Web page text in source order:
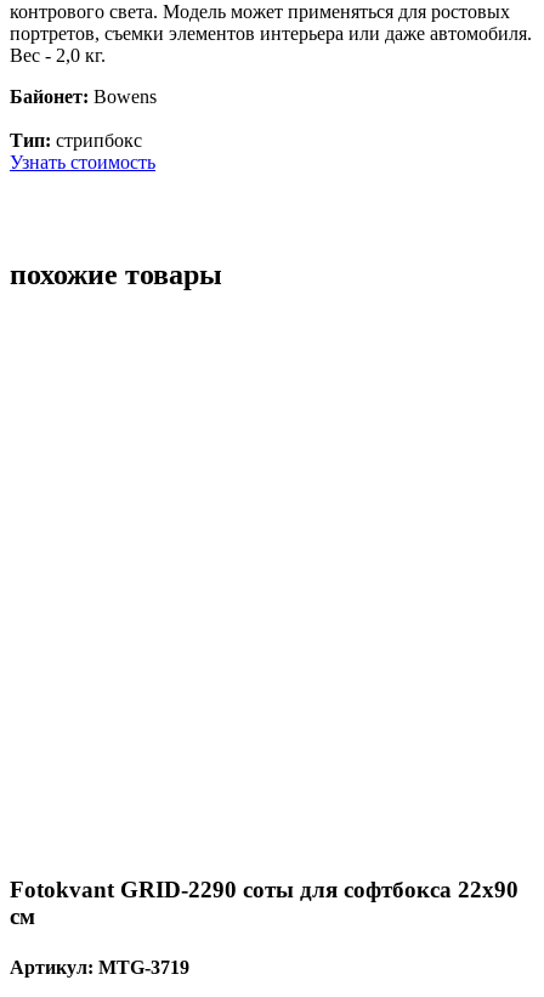
контрового света. Модель может применяться для ростовых
портретов, съемки элементов интерьера или даже автомобиля.
Вес - 2,0 кг.
Байонет: Bowens
Тип: стрипбокс
Узнать стоимость
похожие товары
Fotokvant GRID-2290 соты для софтбокса 22х90
см
Артикул: MTG-3719